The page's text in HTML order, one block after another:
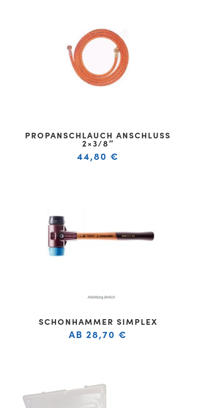
PROPANSCHLAUCH ANSCHLUSS
2×3/8″
44,80 €
SCHONHAMMER SIMPLEX
AB 28,70 €